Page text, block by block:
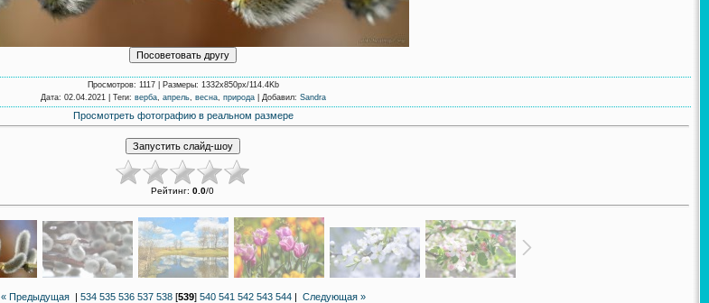
Просмотров: 1117 | Размеры: 1332x850px/114.4Kb
Дата: 02.04.2021 | Теги: верба, апрель, весна, природа| Добавил: Sandra
Просмотреть фотографию в реальном размере
Рейтинг: 0.0/0
« Предыдущая| 534 535 536 537 538[539] 540 541 542 543 544| Следующая »